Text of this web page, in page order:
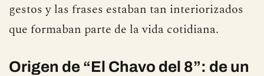
gestos y las frases estaban tan interiorizados
que formaban parte de la vida cotidiana.
Origen de “El Chavo del 8”: de un